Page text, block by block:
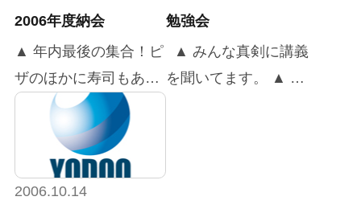
2006年度納会
▲ 年内最後の集合！ピ
ザのほかに寿司もあり
ました。 ▲ 社長も楽
しそうです＾＾ ▲ グ
ラスが空いちゃってま
すが、乾杯！
勉強会
▲ みんな真剣に講義
を聞いてます。 ▲ 講
2006.10.14